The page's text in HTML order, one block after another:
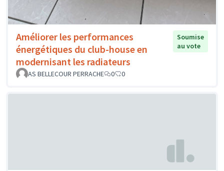
Améliorer les performances
énergétiques du club-house en
modernisant les radiateurs
Soumise
au vote
AS BELLECOUR PERRACHE 0 0